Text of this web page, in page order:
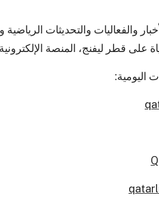
والفعاليات والتحديثات
على قطر ليفنج، المنصة
اليومية: